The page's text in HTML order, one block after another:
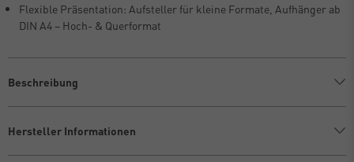
Flexible Präsentation: Aufsteller für kleine Formate, Aufhänger ab
DIN A4 – Hoch- & Querformat
Beschreibung
Hersteller Informationen